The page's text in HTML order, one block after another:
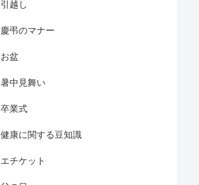
引越し
慶弔のマナー
お盆
暑中見舞い
卒業式
健康に関する豆知識
エチケット